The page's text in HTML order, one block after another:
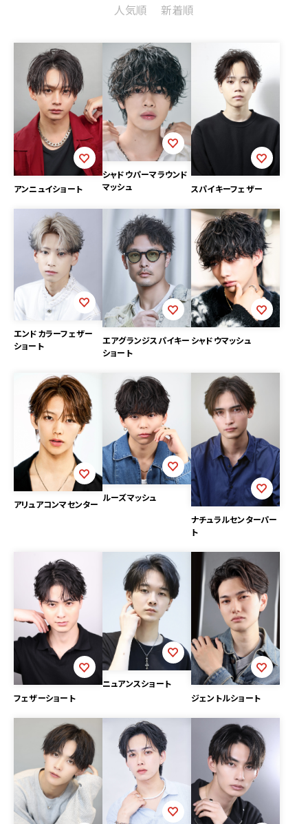
人気順 新着順
アンニュイショート
シャドウパーマラウンド
マッシュ
スパイキーフェザー
エンドカラーフェザー
ショート
エアグランジスパイキー
ショート
シャドウマッシュ
アリュアコンマセンター
ルーズマッシュ
ナチュラルセンターパー
ト
フェザーショート
ニュアンスショート
ジェントルショート